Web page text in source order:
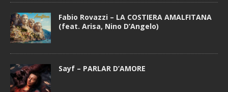
Fabio Rovazzi – LA COSTIERA AMALFITANA
(feat. Arisa, Nino D’Angelo)
Sayf – PARLAR D’AMORE